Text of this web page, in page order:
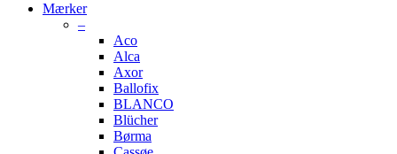
Mærker
–
Aco
Alca
Axor
Ballofix
BLANCO
Blücher
Børma